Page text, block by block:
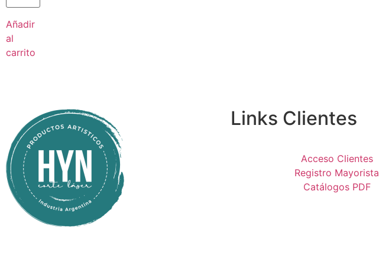
Añadir
al
carrito
Links Clientes
Acceso Clientes
Registro Mayorista
Catálogos PDF